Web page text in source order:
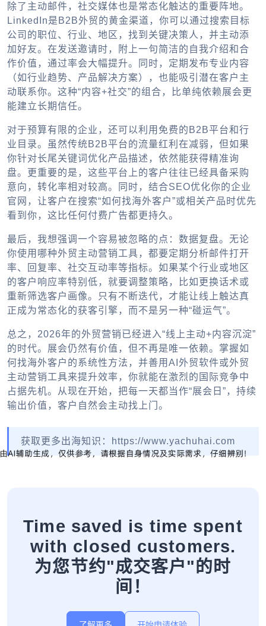
除了主动邮件，社交媒体也是常态化触达的重要阵地。
LinkedIn是B2B外贸的黄金渠道，你可以通过搜索目标
公司的职位、行业、地区，找到关键决策人，并主动添
加好友。在发送邀请时，附上一句简洁的自我介绍和合
作价值，通过率会大幅提升。同时，定期发布专业内容
（如行业趋势、产品解决方案），也能吸引潜在客户主
动联系你。这种“内容+社交”的组合，比单纯依赖展会更
能建立长期信任。
对于预算有限的企业，还可以利用免费的B2B平台和行
业目录。虽然传统B2B平台的流量红利在减弱，但如果
你针对长尾关键词优化产品描述，依然能获得精准询
盘。更重要的是，这些平台上的客户往往已经具备采购
意向，转化率相对较高。同时，结合SEO优化你的企业
官网，让客户在搜索“如何找海外客户”或相关产品时优先
看到你，这比任何付费广告都更持久。
最后，我想强调一个容易被忽略的点：数据复盘。无论
你使用哪种外贸主动营销工具，都要定期分析邮件打开
率、回复率、社交互动率等指标。如果某个行业或地区
的客户响应率特别低，就要调整策略，比如更换话术或
重新筛选客户画像。只有不断迭代，才能让线上触达真
正成为常态化的获客引擎，而不是另一种“碰运气”。
总之，2026年的外贸营销已经进入“线上主动+内容沉淀”
的时代。展会仍然有价值，但不再是唯一依赖。掌握如
何找海外客户的系统性方法，并善用AI外贸软件或外贸
主动营销工具来提升效率，你就能在激烈的国际竞争中
占据先机。从现在开始，把每一天都当作“展会日”，持续
输出价值，客户自然会主动找上门。
获取更多出海知识：https://www.yachuhai.com
Time saved is time spent
with closed customers.
为您节约"成交客户"的时
间！